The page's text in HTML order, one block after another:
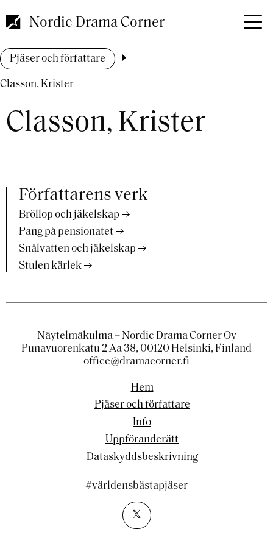
till
huvudinnehåll
Nordic Drama Corner
Länkstig
Pjäser och författare
Classon, Krister
Classon, Krister
Författarens verk
Bröllop och jäkelskap
Pang på pensionatet
Snålvatten och jäkelskap
Stulen kärlek
Näytelmäkulma – Nordic Drama Corner Oy
Punavuorenkatu 2 Aa 38, 00120 Helsinki, Finland
office@dramacorner.fi
Hem
Pjäser och författare
Info
Uppföranderätt
Dataskyddsbeskrivning
#världensbästapjäser
𝕏